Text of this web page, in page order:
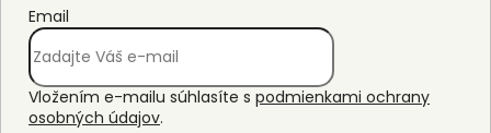
Email
Vložením e-mailu súhlasíte s podmienkami ochrany
osobných údajov.